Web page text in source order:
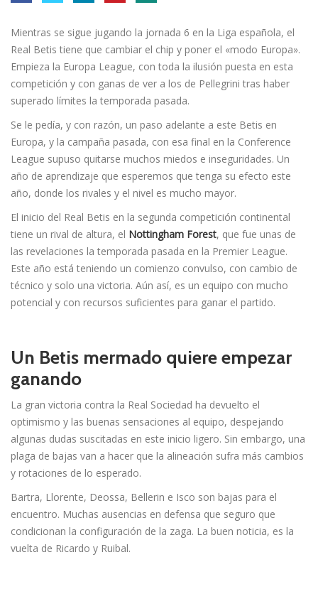
Mientras se sigue jugando la jornada 6 en la Liga española, el
Real Betis tiene que cambiar el chip y poner el «modo Europa».
Empieza la Europa League, con toda la ilusión puesta en esta
competición y con ganas de ver a los de Pellegrini tras haber
superado límites la temporada pasada.
Se le pedía, y con razón, un paso adelante a este Betis en
Europa, y la campaña pasada, con esa final en la Conference
League supuso quitarse muchos miedos e inseguridades. Un
año de aprendizaje que esperemos que tenga su efecto este
año, donde los rivales y el nivel es mucho mayor.
El inicio del Real Betis en la segunda competición continental
tiene un rival de altura, el Nottingham Forest, que fue unas de
las revelaciones la temporada pasada en la Premier League.
Este año está teniendo un comienzo convulso, con cambio de
técnico y solo una victoria. Aún así, es un equipo con mucho
potencial y con recursos suficientes para ganar el partido.
Un Betis mermado quiere empezar
ganando
La gran victoria contra la Real Sociedad ha devuelto el
optimismo y las buenas sensaciones al equipo, despejando
algunas dudas suscitadas en este inicio ligero. Sin embargo, una
plaga de bajas van a hacer que la alineación sufra más cambios
y rotaciones de lo esperado.
Bartra, Llorente, Deossa, Bellerin e Isco son bajas para el
encuentro. Muchas ausencias en defensa que seguro que
condicionan la configuración de la zaga. La buen noticia, es la
vuelta de Ricardo y Ruibal.